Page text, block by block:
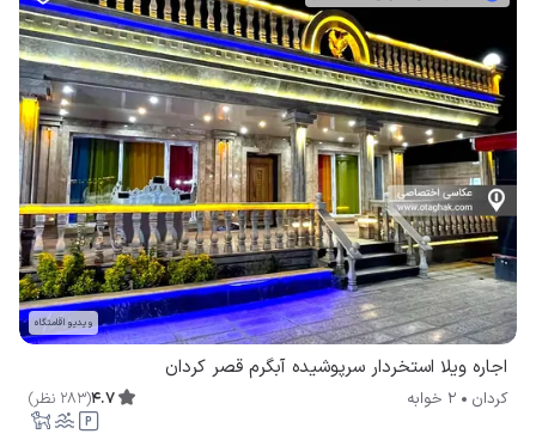
ویدیو اقامتگاه
اجاره ویلا استخردار سرپوشیده آبگرم قصر کردان
کردان 2 خوابه 4.7
(
283 نظر)